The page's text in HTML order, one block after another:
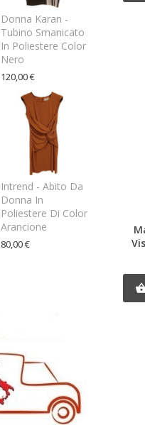
Donna Karan -
Tubino Smanicato
In Poliestere Color
Nero
120,00 €
Intrend - Abito Da
Donna In
Poliestere Di Color
Arancione
80,00 €